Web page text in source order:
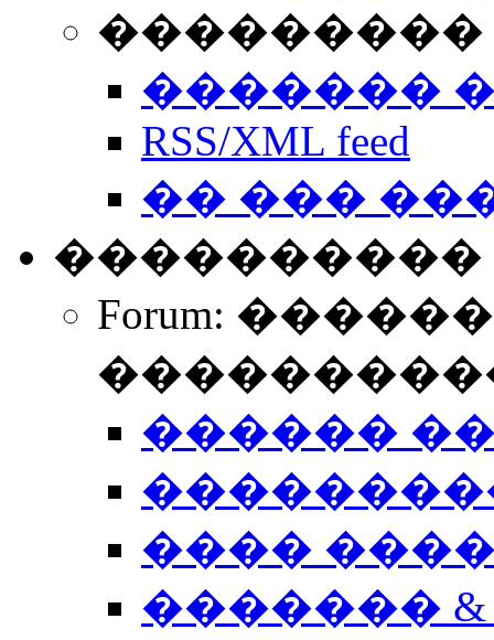
���������
�������
RSS/XML feed
�� ���
����������
Forum:
������
����
�������